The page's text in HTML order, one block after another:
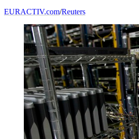
EURACTIV.com/Reuters